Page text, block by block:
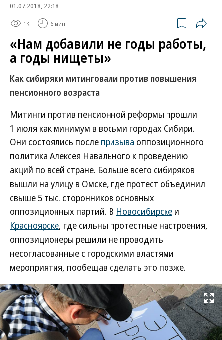
01.07.2018, 22:18
1K 6 мин.
«Нам добавили не годы работы,
а годы нищеты»
Как сибиряки митинговали против повышения
пенсионного возраста
Митинги против пенсионной реформы прошли
1 июля как минимум в восьми городах Сибири.
Они состоялись после призыва оппозиционного
политика Алексея Навального к проведению
акций по всей стране. Больше всего сибиряков
вышли на улицу в Омске, где протест объединил
свыше 5 тыс. сторонников основных
оппозиционных партий. В Новосибирске и
Красноярске, где сильны протестные настроения,
оппозиционеры решили не проводить
несогласованные с городскими властями
мероприятия, пообещав сделать это позже.
Развернуть